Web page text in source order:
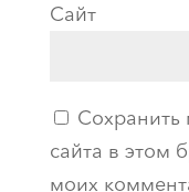
Сайт
сайта в этом
моих